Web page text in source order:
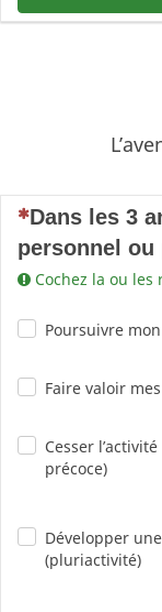
(Cette question
Dans les 3
personnel ou
Cochez la ou les
Poursuivre
Faire valoir
Cesser
précoce)
Développer
(pluriactivité)